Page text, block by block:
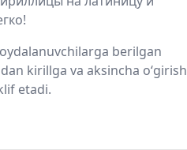
berilgan
kirillga va aksincha o‘girish
etadi.